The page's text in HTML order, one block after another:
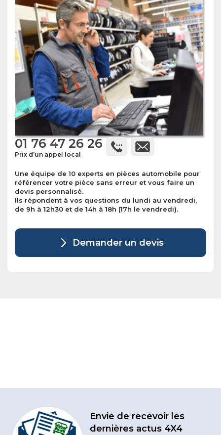
01 76 47 26 26
Prix d’un appel local
Une équipe de 10 experts en pièces automobile pour
référencer votre pièce sans erreur et vous faire un
devis personnalisé.
Ils répondent à vos questions du lundi au vendredi,
de 9h à 12h30 et de 14h à 18h (17h le vendredi).
Demander un devis
Envie de recevoir les
dernières actus 4X4